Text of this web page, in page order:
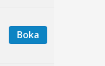
Boka